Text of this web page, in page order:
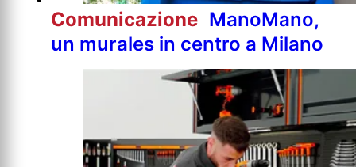
Comunicazione ManoMano,
un murales in centro a Milano